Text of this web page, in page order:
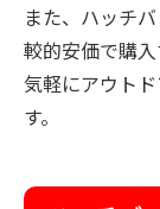
また、ハッチ
較的安価で購入
気軽にアウト
す。